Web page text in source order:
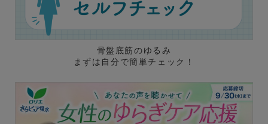
骨盤底筋のゆるみ
まずは自分で簡単チェック！